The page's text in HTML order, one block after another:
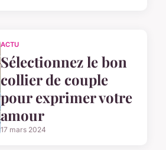
ACTU
Sélectionnez le bon
collier de couple
pour exprimer votre
amour
17 mars 2024